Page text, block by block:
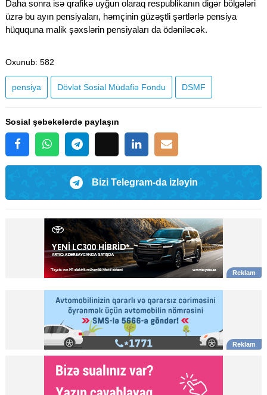
Daha sonra isə qrafikə uyğun olaraq respublikanın digər bölgələri
üzrə bu ayın pensiyaları, həmçinin güzəştli şərtlərlə pensiya
hüququna malik şəxslərin pensiyaları da ödəniləcək.
Oxunub: 582
pensiya Dövlət Sosial Müdafiə Fondu DSMF
Sosial şəbəkələrdə paylaşın
Bizi Telegram-da izləyin